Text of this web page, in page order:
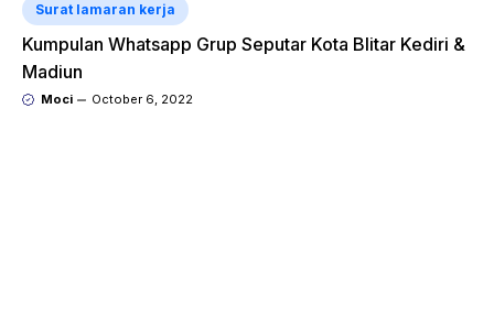
Surat lamaran kerja
Kumpulan Whatsapp Grup Seputar Kota Blitar Kediri &
Madiun
Moci October 6, 2022